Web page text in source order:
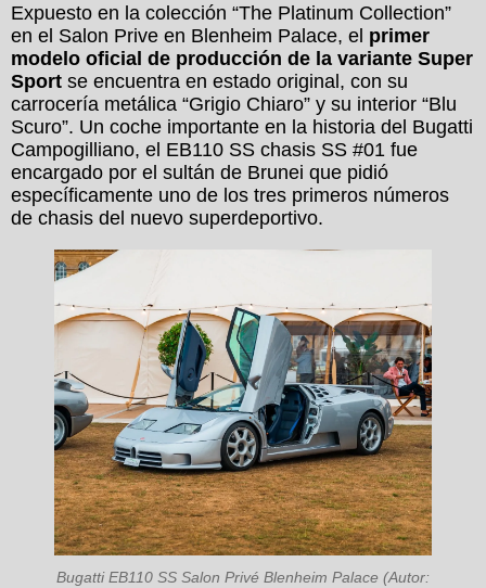
Expuesto en la colección “The Platinum Collection”
en el Salon Prive en Blenheim Palace, el primer
modelo oficial de producción de la variante Super
Sport se encuentra en estado original, con su
carrocería metálica “Grigio Chiaro” y su interior “Blu
Scuro”. Un coche importante en la historia del Bugatti
Campogilliano, el EB110 SS chasis SS #01 fue
encargado por el sultán de Brunei que pidió
específicamente uno de los tres primeros números
de chasis del nuevo superdeportivo.
Bugatti EB110 SS Salon Privé Blenheim Palace (Autor: